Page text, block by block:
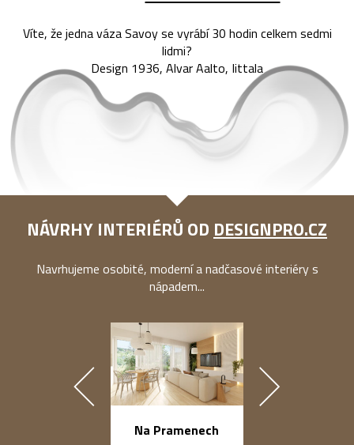
Víte, že jedna váza Savoy se vyrábí 30 hodin celkem sedmi
lidmi?
Design 1936, Alvar Aalto, Iittala
NÁVRHY INTERIÉRŮ OD DESIGNPRO.CZ
Navrhujeme osobité, moderní a nadčasové interiéry s
nápadem...
Na Pramenech